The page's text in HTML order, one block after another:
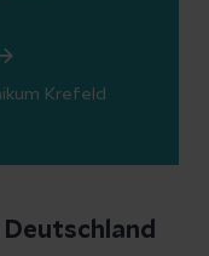
Krefeld